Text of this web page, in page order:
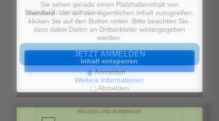
JETZT ANMELDEN
Anmelden
Abmelden
Sie sehen gerade einen Platzhalterinhalt von
Standard. Um auf den eigentlichen Inhalt zuzugreifen,
klicken Sie auf den Button unten. Bitte beachten Sie,
dass dabei Daten an Drittanbieter weitergegeben
werden.
Inhalt entsperren
Weitere Informationen
NEUSEELAND RUNDREISE